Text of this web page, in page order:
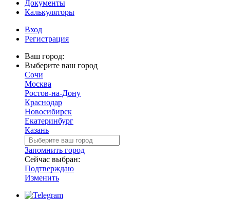
Документы
Калькуляторы
Вход
Регистрация
Ваш город:
Выберите ваш город
Сочи
Москва
Ростов-на-Дону
Краснодар
Новосибирск
Екатеринбург
Казань
Запомнить город
Сейчас выбран:
Подтверждаю
Изменить